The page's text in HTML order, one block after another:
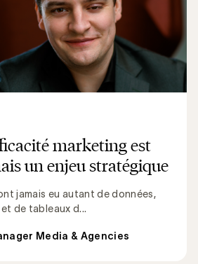
marketing est
un enjeu stratégique
jamais eu autant de données,
de tableaux d...
Media & Agencies